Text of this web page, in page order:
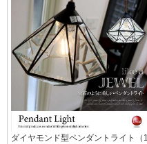
ダイヤモンド型ペンダントライト（1